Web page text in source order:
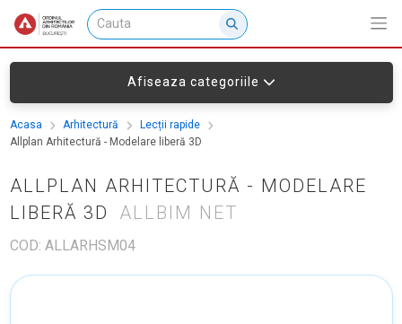
Afiseaza categoriile
Acasa Arhitectură
Lecții rapide
Allplan Arhitectură - Modelare liberă 3D
ALLPLAN ARHITECTURĂ - MODELARE
LIBERĂ 3D
ALLBIM NET
COD: ALLARHSM04